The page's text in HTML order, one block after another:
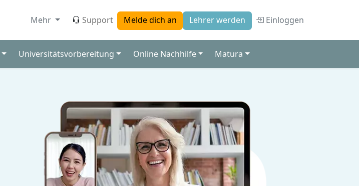
Mehr Support Melde dich an Lehrer werden Einloggen
Universitätsvorbereitung Online Nachhilfe Matura